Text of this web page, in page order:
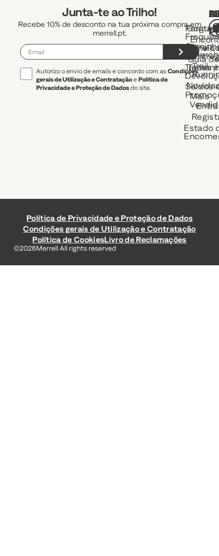
Junta-te ao Trilho!
Recebe 10% de desconto na tua próxima compra em
merrell.pt.
Autorizo o envio de emails e concordo com asCondições
gerais de Utilização e Contratação ePolítica de
Privacidade e Proteção de Dados do site.
Envio
Trocas e
Saldos
Estado
uma
Guia de
e
Trail
Mais
Política de Privacidade e Proteção de Dados
Condições gerais de Utilização e Contratação
Política de CookiesLivro de Reclamações
©2026Merrell All rights reserved